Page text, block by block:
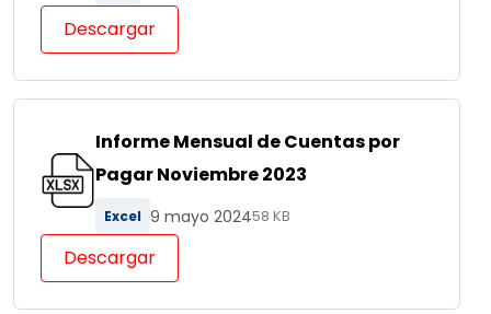
Descargar
Informe Mensual de Cuentas por
Pagar Noviembre 2023
Excel 9 mayo 202458 KB
Descargar